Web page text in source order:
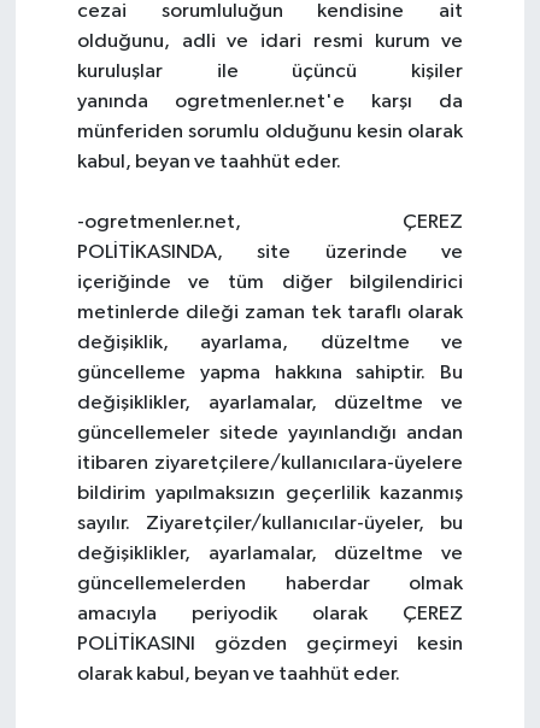
cezai sorumluluğun kendisine ait
olduğunu, adli ve idari resmi kurum ve
kuruluşlar ile üçüncü kişiler
yanında ogretmenler.net'e karşı da
münferiden sorumlu olduğunu kesin olarak
kabul, beyan ve taahhüt eder.
-ogretmenler.net, ÇEREZ
POLİTİKASINDA, site üzerinde ve
içeriğinde ve tüm diğer bilgilendirici
metinlerde dileği zaman tek taraflı olarak
değişiklik, ayarlama, düzeltme ve
güncelleme yapma hakkına sahiptir. Bu
değişiklikler, ayarlamalar, düzeltme ve
güncellemeler sitede yayınlandığı andan
itibaren ziyaretçilere/kullanıcılara-üyelere
bildirim yapılmaksızın geçerlilik kazanmış
sayılır. Ziyaretçiler/kullanıcılar-üyeler, bu
değişiklikler, ayarlamalar, düzeltme ve
güncellemelerden haberdar olmak
amacıyla periyodik olarak ÇEREZ
POLİTİKASINI gözden geçirmeyi kesin
olarak kabul, beyan ve taahhüt eder.